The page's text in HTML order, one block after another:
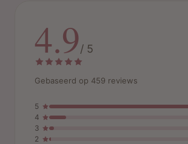
4.9/ 5
Gebaseerd op 459 reviews
5
4
3
2